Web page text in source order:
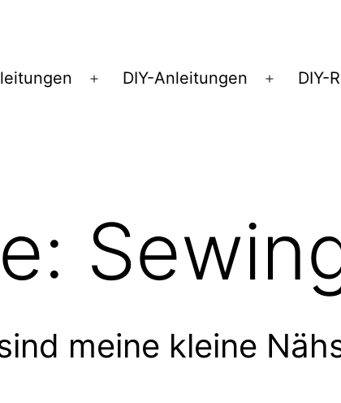
Menü
DIY-Anleitungen
Menü
DIY-
meine kleine